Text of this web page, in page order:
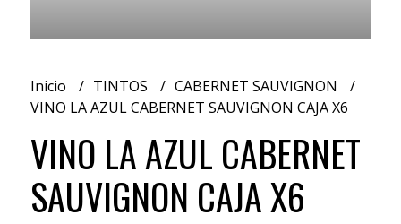
Inicio TINTOS
CABERNET SAUVIGNON
VINO LA AZUL CABERNET SAUVIGNON CAJA X6
VINO LA AZUL CABERNET
SAUVIGNON CAJA X6